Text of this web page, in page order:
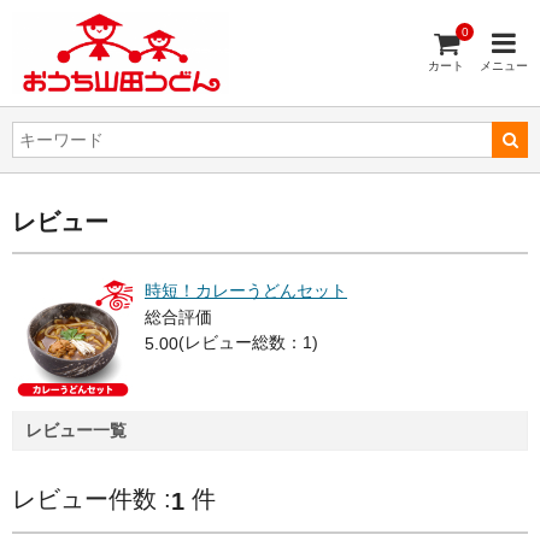
カート
0
メニュー
レビュー
時短！カレーうどんセット
総合評価
5.00(レビュー総数：1)
レビュー一覧
レビュー件数 :1 件